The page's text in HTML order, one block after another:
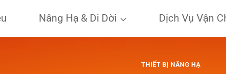
Nâng Hạ & Di Dời Dịch Vụ Vận
THIẾT BỊ NÂNG HẠ